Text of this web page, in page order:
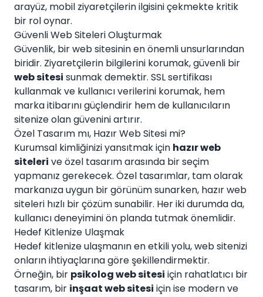
arayüz, mobil ziyaretçilerin ilgisini çekmekte kritik
bir rol oynar.
Güvenli Web Siteleri Oluşturmak
Güvenlik, bir web sitesinin en önemli unsurlarından
biridir. Ziyaretçilerin bilgilerini korumak, güvenli bir
web sitesi sunmak demektir. SSL sertifikası
kullanmak ve kullanıcı verilerini korumak, hem
marka itibarını güçlendirir hem de kullanıcıların
sitenize olan güvenini artırır.
Özel Tasarım mı, Hazır Web Sitesi mi?
Kurumsal kimliğinizi yansıtmak için hazır web
siteleri ve özel tasarım arasında bir seçim
yapmanız gerekecek. Özel tasarımlar, tam olarak
markanıza uygun bir görünüm sunarken, hazır web
siteleri hızlı bir çözüm sunabilir. Her iki durumda da,
kullanıcı deneyimini ön planda tutmak önemlidir.
Hedef Kitlenize Ulaşmak
Hedef kitlenize ulaşmanın en etkili yolu, web sitenizi
onların ihtiyaçlarına göre şekillendirmektir.
Örneğin, bir psikolog web sitesi için rahatlatıcı bir
tasarım, bir inşaat web sitesi için ise modern ve